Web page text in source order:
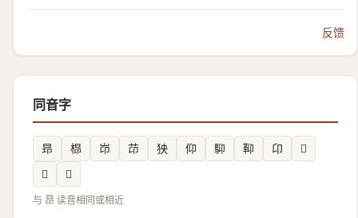
反馈
同音字
昻 㭿 岇 䒢 㹧 仰 䭹 䩕 卬
𩑝
𬒉
𲝦
与 昂 读音相同或相近